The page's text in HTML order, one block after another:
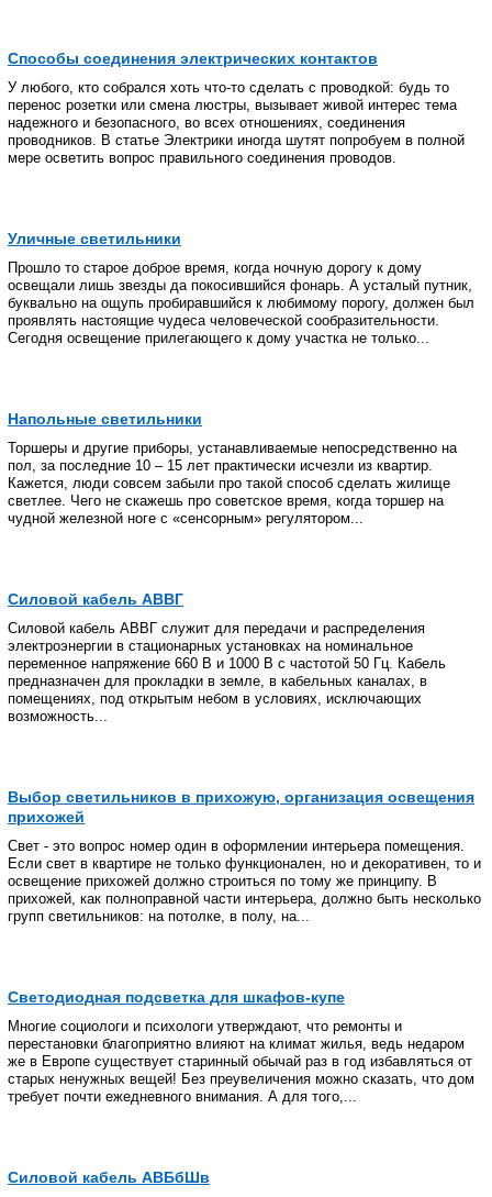
Способы соединения электрических контактов
У любого, кто собрался хоть что-то сделать с проводкой: будь то
перенос розетки или смена люстры, вызывает живой интерес тема
надежного и безопасного, во всех отношениях, соединения
проводников. В статье Электрики иногда шутят попробуем в полной
мере осветить вопрос правильного соединения проводов.
Уличные светильники
Прошло то старое доброе время, когда ночную дорогу к дому
освещали лишь звезды да покосившийся фонарь. А усталый путник,
буквально на ощупь пробиравшийся к любимому порогу, должен был
проявлять настоящие чудеса человеческой сообразительности.
Сегодня освещение прилегающего к дому участка не только...
Напольные светильники
Торшеры и другие приборы, устанавливаемые непосредственно на
пол, за последние 10 – 15 лет практически исчезли из квартир.
Кажется, люди совсем забыли про такой способ сделать жилище
светлее. Чего не скажешь про советское время, когда торшер на
чудной железной ноге с «сенсорным» регулятором...
Силовой кабель АВВГ
Силовой кабель АВВГ служит для передачи и распределения
электроэнергии в стационарных установках на номинальное
переменное напряжение 660 В и 1000 В с частотой 50 Гц. Кабель
предназначен для прокладки в земле, в кабельных каналах, в
помещениях, под открытым небом в условиях, исключающих
возможность...
Выбор светильников в прихожую, организация освещения
прихожей
Свет - это вопрос номер один в оформлении интерьера помещения.
Если свет в квартире не только функционален, но и декоративен, то и
освещение прихожей должно строиться по тому же принципу. В
прихожей, как полноправной части интерьера, должно быть несколько
групп светильников: на потолке, в полу, на...
Светодиодная подсветка для шкафов-купе
Многие социологи и психологи утверждают, что ремонты и
перестановки благоприятно влияют на климат жилья, ведь недаром
же в Европе существует старинный обычай раз в год избавляться от
старых ненужных вещей! Без преувеличения можно сказать, что дом
требует почти ежедневного внимания. А для того,...
Силовой кабель АВБбШв